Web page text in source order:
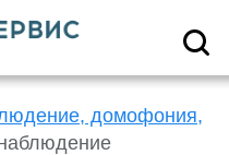
домофония,